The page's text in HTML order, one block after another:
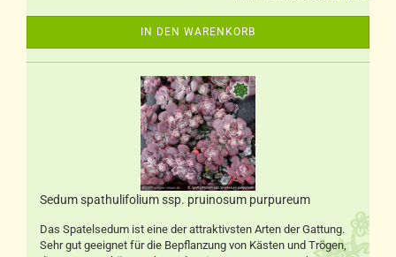
IN DEN WARENKORB
Sedum spathulifolium ssp. pruinosum purpureum
Das Spatelsedum ist eine der attraktivsten Arten der Gattung.
Sehr gut geeignet für die Bepflanzung von Kästen und Trögen,